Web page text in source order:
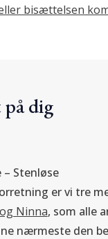
bisættelsen
dig
Stenløse
er vi tre
Ninna, som alle
nærmeste den